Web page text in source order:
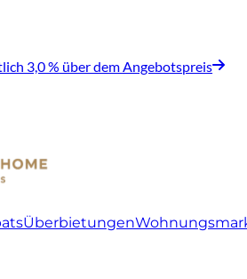
3,0 % über dem Angebotspreis
Überbietungen